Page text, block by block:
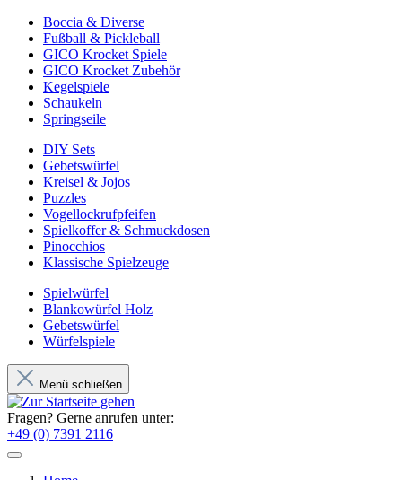
Boccia & Diverse
Fußball & Pickleball
GICO Krocket Spiele
GICO Krocket Zubehör
Kegelspiele
Schaukeln
Springseile
DIY Sets
Gebetswürfel
Kreisel & Jojos
Puzzles
Vogellockrufpfeifen
Spielkoffer & Schmuckdosen
Pinocchios
Klassische Spielzeuge
Spielwürfel
Blankowürfel Holz
Gebetswürfel
Würfelspiele
Menü schließen
Fragen? Gerne anrufen unter:
+49 (0) 7391 2116